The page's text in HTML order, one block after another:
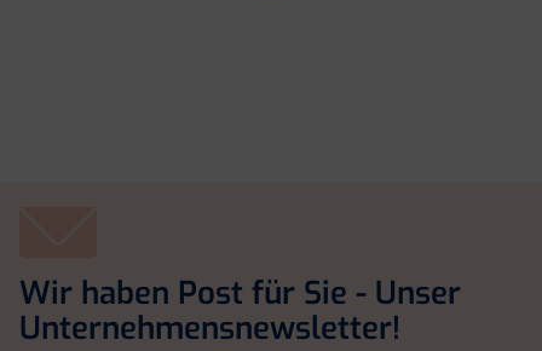
Wir haben Post für Sie - Unser
Unternehmensnewsletter!